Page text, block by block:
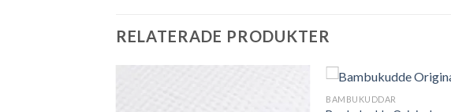
RELATERADE PRODUKTER
BAMBUKUDDAR